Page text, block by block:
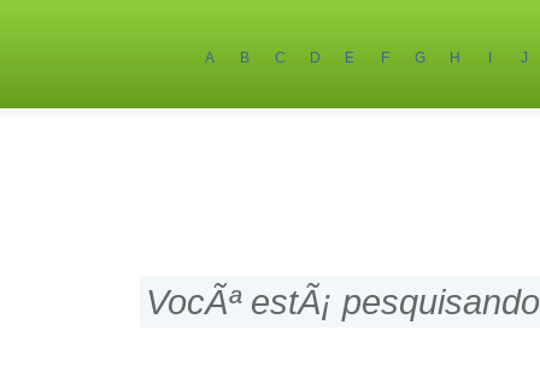
A B C D E F G H J
VocÃª estÃ¡